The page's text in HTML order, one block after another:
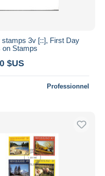
stamps 3v [::], First Day
on Stamps
$US
Professionnel